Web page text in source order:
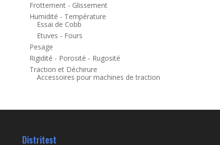
Frottement - Glissement
Humidité - Température
Essai de Cobb
Etuves - Fours
Pesage
Rigidité - Porosité - Rugosité
Traction et Déchirure
Accessoires pour machines de traction
Distritest